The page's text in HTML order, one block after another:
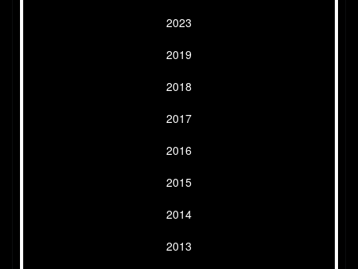
2023
2019
2018
2017
2016
2015
2014
2013